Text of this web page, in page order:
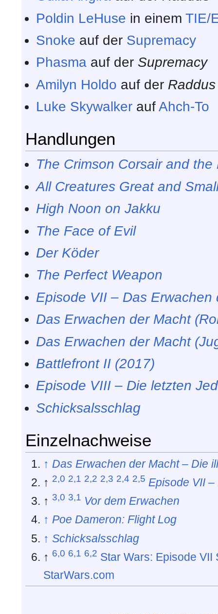
Poldin LeHuse in einemTIE/
Snoke auf der Supremacy
Phasma auf der Supremacy
Amilyn Holdo auf der Raddus
Luke Skywalker aufAhch-To
Handlungen
The Crimson Corsair and
All Creatures Great and
High Noon on Jakku
The Face of Evil
Der Köder
The Perfect Weapon
Episode VII – Das Erwachen
Das Erwachen der Macht
Das Erwachen der Macht
Battlefront II (2017)
Episode VIII – Die letzten
Schicksalsschlag
Einzelnachweise
↑ Das Erwachen der Macht – Die
↑ 2,0 2,1 2,2 2,3 2,4 2,5 Episode VII
↑ 3,0 3,1 Vor dem Erwachen
↑ Poe Dameron: Flight Log
↑ Schicksalsschlag
↑ 6,0 6,1 6,2 Star Wars: Episode
StarWars.com